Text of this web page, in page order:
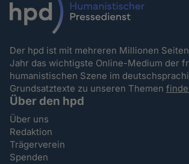
Der hpd ist mit mehreren Millionen
Jahr das wichtigste Online-Medium der
humanistischen Szene im
Grundsatztexte zu unseren Themen
Über den hpd
Über uns
Redaktion
Trägerverein
Spenden